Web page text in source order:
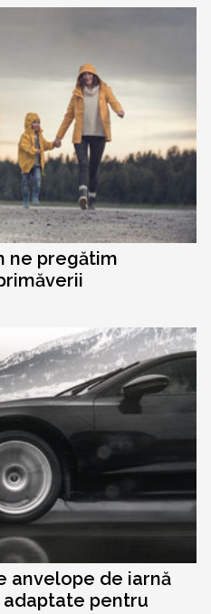
ne pregătim
anvelope de iarnă
adaptate pentru